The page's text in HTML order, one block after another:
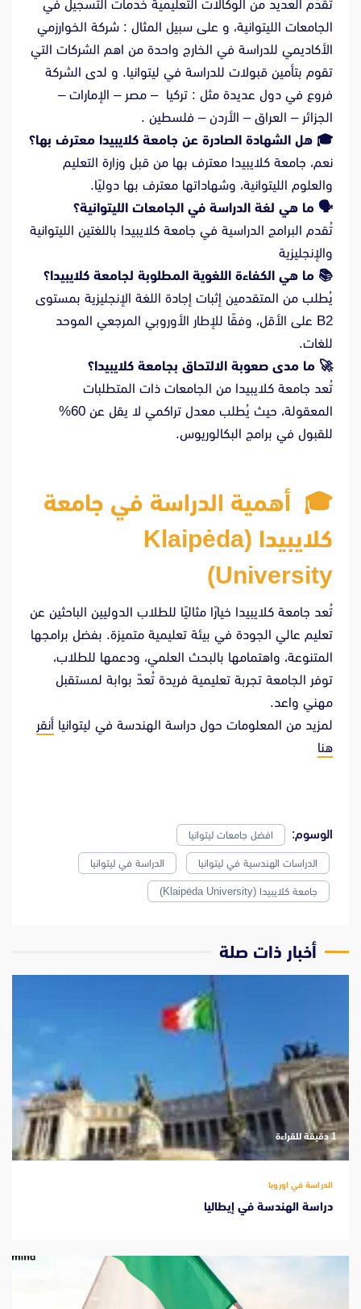
تُقدّم العديد من الوكالات التعليمية خدمات التسجيل في
الجامعات الليتوانية، و على سبيل المثال : شركة الخوارزمي
الأكاديمي للدراسة في الخارج واحدة من اهم الشركات التي
تقوم بتأمين قبولات للدراسة في ليتوانيا. و لدى الشركة
فروع في دول عديدة مثل : تركيا – مصر – الإمارات –
الجزائر – العراق – الأردن – فلسطين .
🎓 هل الشهادة الصادرة عن جامعة كلايبيدا معترف بها؟
نعم، جامعة كلايبيدا معترف بها من قبل وزارة التعليم
والعلوم الليتوانية، وشهاداتها معترف بها دوليًا.
🗣 ما هي لغة الدراسة في الجامعات الليتوانية؟
تُقدم البرامج الدراسية في جامعة كلايبيدا باللغتين الليتوانية
والإنجليزية
📚 ما هي الكفاءة اللغوية المطلوبة لجامعة كلايبيدا؟
يُطلب من المتقدمين إثبات إجادة اللغة الإنجليزية بمستوى
B2 على الأقل، وفقًا للإطار الأوروبي المرجعي الموحد
للغات.
🚀 ما مدى صعوبة الالتحاق بجامعة كلايبيدا؟
تُعد جامعة كلايبيدا من الجامعات ذات المتطلبات
المعقولة، حيث يُطلب معدل تراكمي لا يقل عن 60%
للقبول في برامج البكالوريوس.
🎓 أهمية الدراسة في جامعة
كلايبيدا (Klaipėda
University)
تُعد جامعة كلايبيدا خيارًا مثاليًا للطلاب الدوليين الباحثين عن
تعليم عالي الجودة في بيئة تعليمية متميزة. بفضل برامجها
المتنوعة، واهتمامها بالبحث العلمي، ودعمها للطلاب،
توفر الجامعة تجربة تعليمية فريدة تُعدّ بوابة لمستقبل
مهني واعد.
لمزيد من المعلومات حول دراسة الهندسة في ليتوانيا أنقر
هنا
الوسوم: افضل جامعات ليتوانيا
الدراسات الهندسية في ليتوانيا الدراسة في ليتوانيا
جامعة كلايبيدا (Klaipėda University)
‫أخبار ذات صلة
‫1 دقيقة للقراءة
الدراسة في اوروبا
دراسة الهندسة في إيطاليا